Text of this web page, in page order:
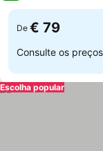
De € 79
Consulte os
Escolha popular